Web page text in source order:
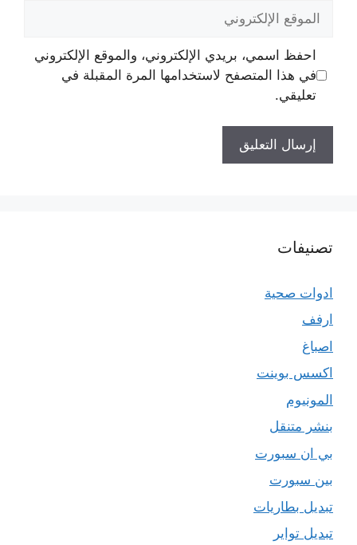
الموقع
الإلكتروني
احفظ اسمي، بريدي الإلكتروني، والموقع الإلكتروني
في هذا المتصفح لاستخدامها المرة المقبلة في
تعليقي.
تصنيفات
ادوات صحية
ارفف
اصباغ
اكسس بوينت
المونيوم
بنشر متنقل
بي ان سبورت
بين سبورت
تبديل بطاريات
تبديل تواير